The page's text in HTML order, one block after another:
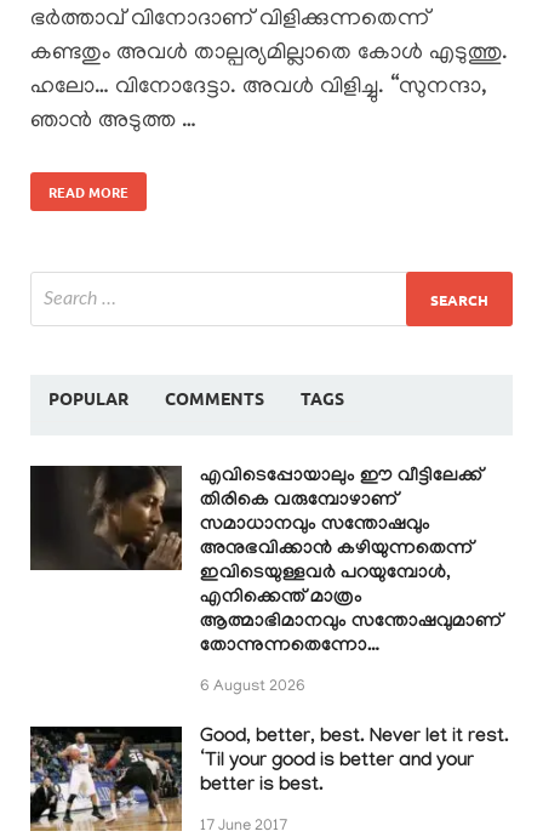
ഭർത്താവ് വിനോദാണ് വിളിക്കുന്നതെന്ന്
കണ്ടതും അവൾ താല്പര്യമില്ലാതെ കോൾ എടുത്തു.
ഹലോ… വിനോദേട്ടാ. അവൾ വിളിച്ചു. “സുനന്ദാ,
ഞാൻ അടുത്ത …
READ MORE
POPULAR COMMENTS TAGS
എവിടെപ്പോയാലും ഈ വീട്ടിലേക്ക്
തിരികെ വരുമ്പോഴാണ്
സമാധാനവും സന്തോഷവും
അനുഭവിക്കാൻ കഴിയുന്നതെന്ന്
ഇവിടെയുള്ളവർ പറയുമ്പോൾ,
എനിക്കെന്ത് മാത്രം
ആത്മാഭിമാനവും സന്തോഷവുമാണ്
തോന്നുന്നതെന്നോ…
6 August 2026
Good, better, best. Never let it rest.
‘Til your good is better and your
better is best.
17 June 2017